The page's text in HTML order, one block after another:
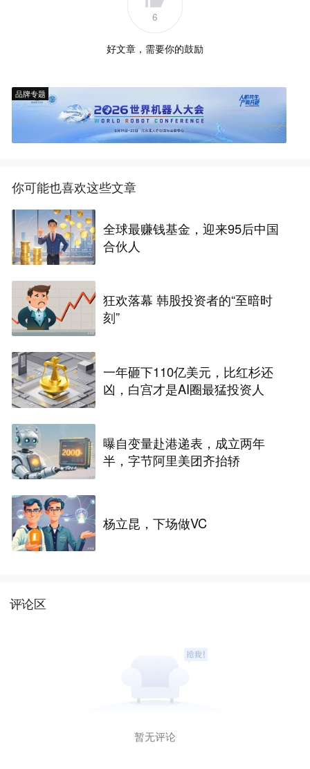
6
好文章，需要你的鼓励
品牌专题
你可能也喜欢这些文章
全球最赚钱基金，迎来95后中国
合伙人
狂欢落幕 韩股投资者的“至暗时
刻”
一年砸下110亿美元，比红杉还
凶，白宫才是AI圈最猛投资人
曝自变量赴港递表，成立两年
半，字节阿里美团齐抬轿
杨立昆，下场做VC
评论区
暂无评论